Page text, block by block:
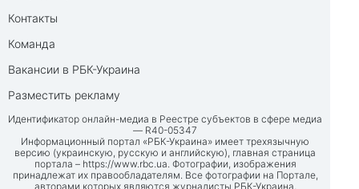
Контакты
Команда
Вакансии в РБК-Украина
Разместить рекламу
Идентификатор онлайн-медиа в Реестре субъектов в сфере медиа
— R40-05347
Информационный портал «РБК-Украина» имеет трехязычную
версию (украинскую, русскую и английскую), главная страница
портала – https://www.rbc.ua. Фотографии, изображения
принадлежат их правообладателям. Все фотографии на Портале,
авторами которых являются журналисты РБК-Украина,